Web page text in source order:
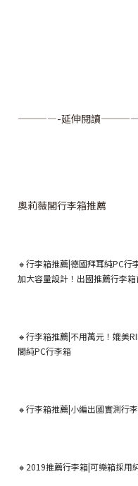
————-延伸閱讀
奧莉薇閣行李箱推薦
🔸行李箱推薦|德國拜耳純PC行
加大容量設計！出國推薦行李箱
🔸行李箱推薦|不用萬元！媲美
閣純PC行李箱
🔸行李箱推薦|小編出國實測行
🔸2019推薦行李箱|可樂箱採用